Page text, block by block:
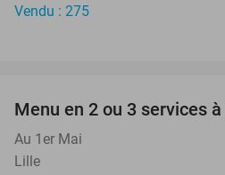
Vendu : 275
Menu en 2 ou 3 services
Au 1er Mai
Lille